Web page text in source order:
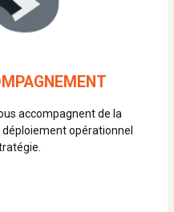
accompagnent de la
opérationnel